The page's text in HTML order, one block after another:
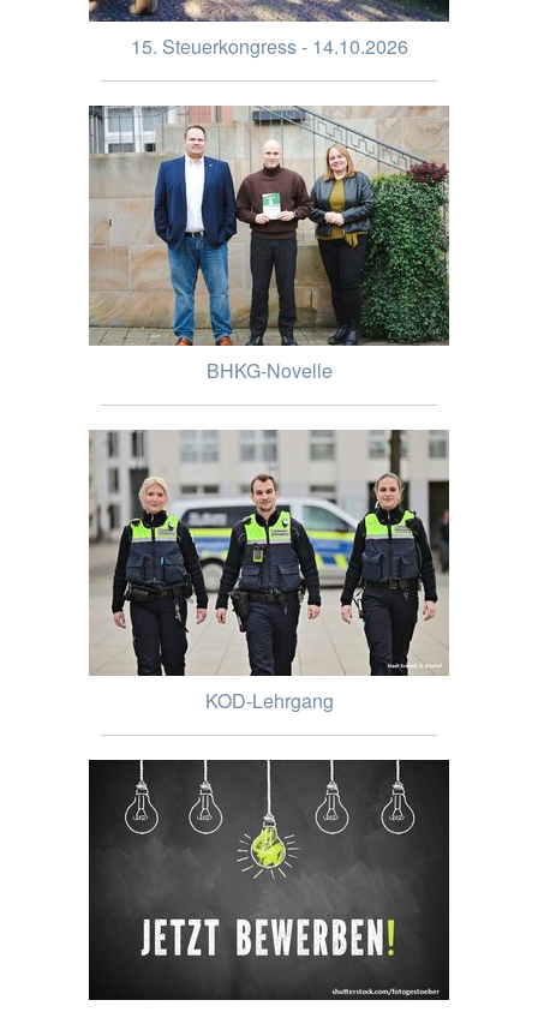
15. Steuerkongress - 14.10.2026
BHKG-Novelle
KOD-Lehrgang